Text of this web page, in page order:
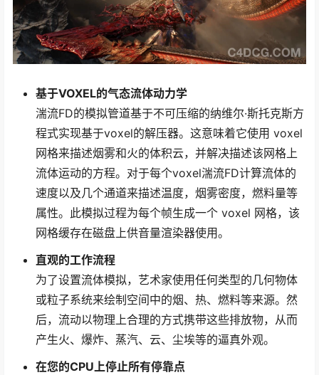
基于VOXEL的气态流体动力学
湍流FD的模拟管道基于不可压缩的纳维尔·斯托克斯方
程式实现基于voxel的解压器。这意味着它使用 voxel
网格来描述烟雾和火的体积云，并解决描述该网格上
流体运动的方程。对于每个voxel湍流FD计算流体的
速度以及几个通道来描述温度，烟雾密度，燃料量等
属性。此模拟过程为每个帧生成一个 voxel 网格，该
网格缓存在磁盘上供音量渲染器使用。
直观的工作流程
为了设置流体模拟，艺术家使用任何类型的几何物体
或粒子系统来绘制空间中的烟、热、燃料等来源。然
后，流动以物理上合理的方式携带这些排放物，从而
产生火、爆炸、蒸汽、云、尘埃等的逼真外观。
在您的CPU上停止所有停靠点